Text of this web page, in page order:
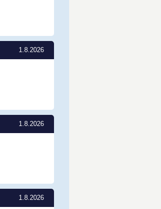
1.8.2026
1.8.2026
1.8.2026